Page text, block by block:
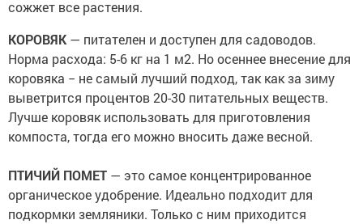
сожжет все растения.
КОРОВЯК— питателен и доступен для садоводов.
Норма расхода: 5-6 кг на 1 м2. Но осеннее внесение для
коровяка − не самый лучший подход, так как за зиму
выветрится процентов 20-30 питательных веществ.
Лучше коровяк использовать для приготовления
компоста, тогда его можно вносить даже весной.
ПТИЧИЙ ПОМЕТ — это самое концентрированное
органическое удобрение. Идеально подходит для
подкормки земляники. Только с ним приходится